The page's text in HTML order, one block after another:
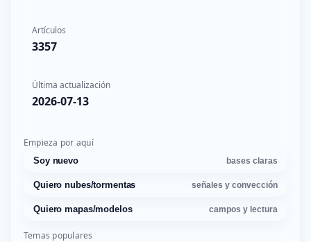
Artículos
3357
Última actualización
2026-07-13
Empieza por aquí
Soy nuevo bases claras
Quiero nubes/tormentas señales y convección
Quiero mapas/modelos campos y lectura
Temas populares